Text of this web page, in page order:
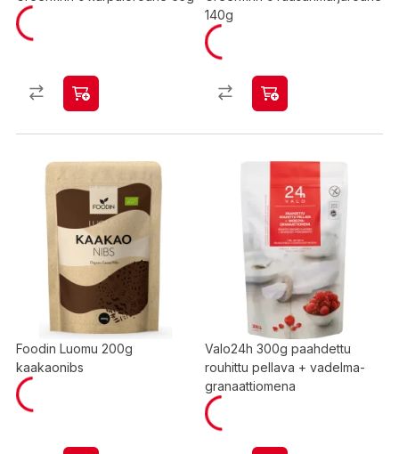
140g
Foodin Luomu 200g
kaakaonibs
Valo24h 300g paahdettu
rouhittu pellava + vadelma-
granaattiomena